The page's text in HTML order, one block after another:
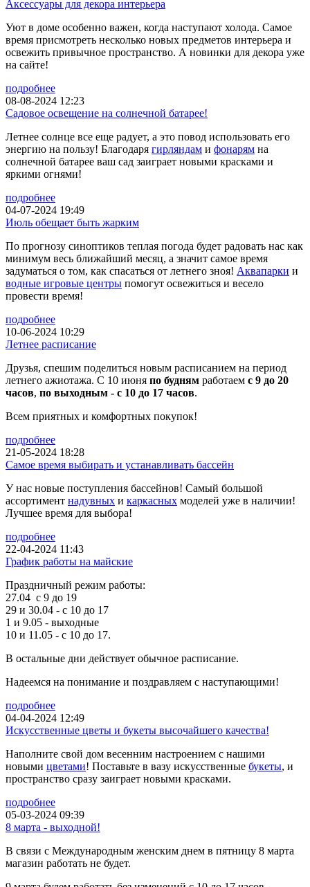
Аксессуары для декора интерьера
Уют в доме особенно важен, когда наступают холода. Самое
время присмотреть несколько новых предметов интерьера и
освежить привычное пространство. А новинки для декора уже
на сайте!
подробнее
08-08-2024 12:23
Садовое освещение на солнечной батарее!
Летнее солнце все еще радует, а это повод использовать его
энергию на пользу! Благодаря гирляндам и фонарям на
солнечной батарее ваш сад заиграет новыми красками и
яркими огнями!
подробнее
04-07-2024 19:49
Июль обещает быть жарким
По прогнозу синоптиков теплая погода будет радовать нас как
минимум весь ближайший месяц, а значит самое время
задуматься о том, как спасаться от летнего зноя! Аквапарки и
водные игровые центры помогут освежиться и весело
провести время!
подробнее
10-06-2024 10:29
Летнее расписание
Друзья, спешим поделиться новым расписанием на период
летнего ажиотажа. С 10 июня по будням работаем с 9 до 20
часов, по выходным - с 10 до 17 часов.
Всем приятных и комфортных покупок!
подробнее
21-05-2024 18:28
Самое время выбирать и устанавливать бассейн
У нас новые поступления бассейнов! Самый большой
ассортимент надувных и каркасных моделей уже в наличии!
Лучшее время для выбора!
подробнее
22-04-2024 11:43
График работы на майские
Праздничный режим работы:
27.04 с 9 до 19
29 и 30.04 - с 10 до 17
1 и 9.05 - выходные
10 и 11.05 - с 10 до 17.
В остальные дни действует обычное расписание.
Надеемся на понимание и поздравляем с наступающими!
подробнее
04-04-2024 12:49
Искусственные цветы и букеты высочайшего качества!
Наполните свой дом весенним настроением с нашими
новыми цветами! Поставьте в вазу искусственные букеты, и
пространство сразу заиграет новыми красками.
подробнее
05-03-2024 09:39
8 марта - выходной!
В связи с Международным женским днем в пятницу 8 марта
магазин работать не будет.